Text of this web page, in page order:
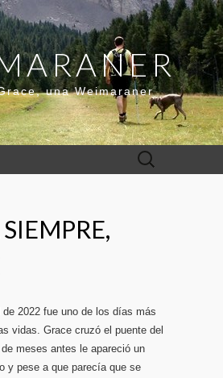
una Weimaraner
Buscar:
de 2022 fue uno de los días más
vidas. Grace cruzó el puente del
meses antes le apareció un
y pese a que parecía que se